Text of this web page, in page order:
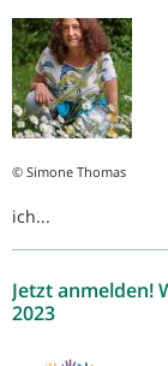
© Simone Thomas
ich...
Jetzt anmelden!
2023